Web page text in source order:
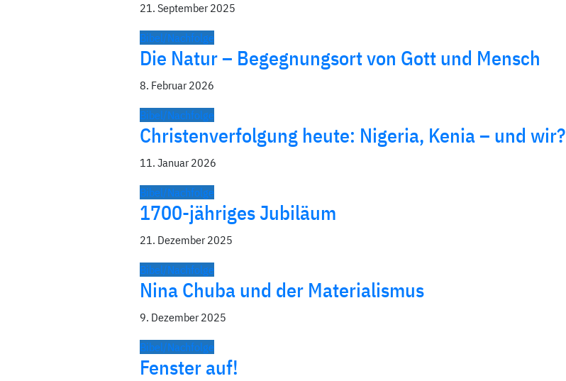
21. September 2025
Bibel/Nachfolge
Die Natur – Begegnungsort von Gott und Mensch
8. Februar 2026
Bibel/Nachfolge
Christenverfolgung heute: Nigeria, Kenia – und wir?
11. Januar 2026
Bibel/Nachfolge
1700-jähriges Jubiläum
21. Dezember 2025
Bibel/Nachfolge
Nina Chuba und der Materialismus
9. Dezember 2025
Bibel/Nachfolge
Fenster auf!